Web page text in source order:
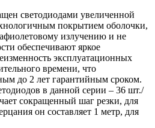
светодиодами увеличенной
покрытием оболочки,
излучению и не
обеспечивают яркое
эксплуатационных
времени, что
до 2 лет гарантийным сроком.
в данной серии – 36 шт./
сокращенный шаг резки, для
он составляет 1 метр, для